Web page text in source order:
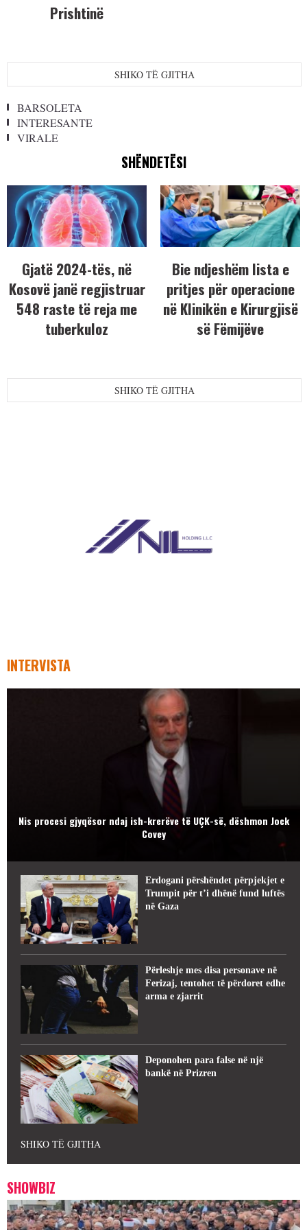
Prishtinë
SHIKO TË GJITHA
BARSOLETA
INTERESANTE
VIRALE
SHËNDETËSI
Gjatë 2024-tës, në
Kosovë janë regjistruar
548 raste të reja me
tuberkuloz
Bie ndjeshëm lista e
pritjes për operacione
në Klinikën e Kirurgjisë
së Fëmijëve
SHIKO TË GJITHA
INTERVISTA
Nis procesi gjyqësor ndaj ish-krerëve të UÇK-së, dëshmon Jock
Covey
Erdogani përshëndet përpjekjet e
Trumpit për t’i dhënë fund luftës
në Gaza
Përleshje mes disa personave në
Ferizaj, tentohet të përdoret edhe
arma e zjarrit
Deponohen para false në një
bankë në Prizren
SHIKO TË GJITHA
SHOWBIZ